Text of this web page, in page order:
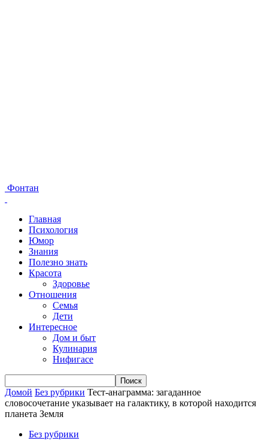
Фонтан
Главная
Психология
Юмор
Знания
Полезно знать
Красота
Здоровье
Отношения
Семья
Дети
Интересное
Дом и быт
Кулинария
Нифигасе
Домой Без рубрики Тест-анаграмма: загаданное
словосочетание указывает на галактику, в которой находится
планета Земля
Без рубрики